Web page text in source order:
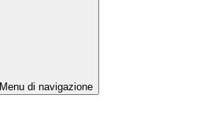
Menu di navigazione